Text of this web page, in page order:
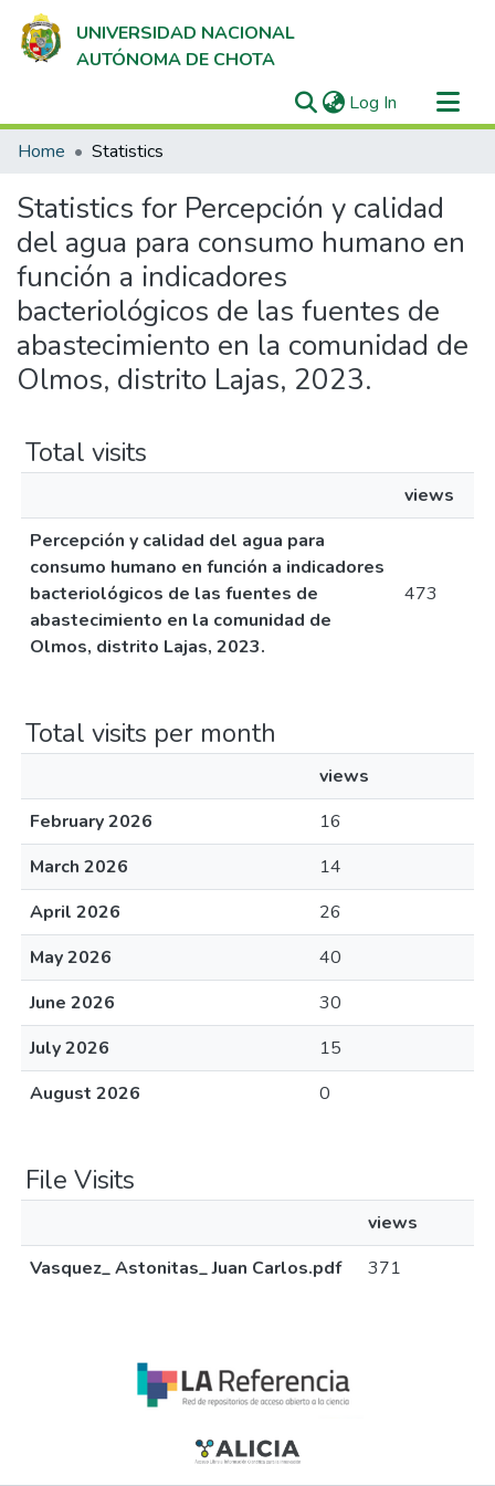
UNIVERSIDAD NACIONAL
AUTÓNOMA DE CHOTA
Log In (current)
Communities & Collections
Home Statistics
Statistics for Percepción y calidad
del agua para consumo humano en
función a indicadores
bacteriológicos de las fuentes de
abastecimiento en la comunidad de
Olmos, distrito Lajas, 2023.
Total visits
views
Percepción y calidad del agua para
consumo humano en función a indicadores
bacteriológicos de las fuentes de
abastecimiento en la comunidad de
Olmos, distrito Lajas, 2023.
473
Total visits per month
views
February 2026
16
March 2026
14
April 2026
26
May 2026
40
June 2026
30
July 2026
15
August 2026
0
File Visits
views
Vasquez_ Astonitas_ Juan Carlos.pdf
371